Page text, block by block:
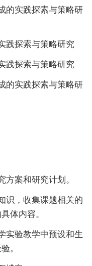
实践探索与策略研
探索与策略研究
探索与策略研究
实践探索与策略研
案和研究计划。
，收集课题相关的
体内容。
验教学中预设和生
。